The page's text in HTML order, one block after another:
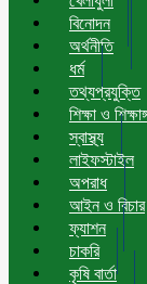
বিনোদন
অর্থনীতি
ধর্ম
তথ্যপ্রযুক্তি
শিক্ষা ও
স্বাস্থ্য
লাইফস্টাইল
অপরাধ
আইন ও বিচার
ফ্যাশন
চাকরি
কৃষি বার্তা